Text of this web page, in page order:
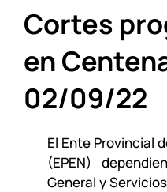
Cortes
en
02/09/22
El Ente Provincial
(EPEN)
General y